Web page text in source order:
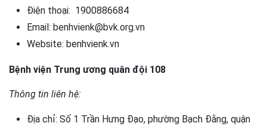
Điện thoại: 1900886684
Email: benhvienk@bvk.org.vn
Website: benhvienk.vn
Bệnh viện Trung ương quân đội 108
Thông tin liên hệ:
Địa chỉ: Số 1 Trần Hưng Đạo, phường Bạch Đằng, quận